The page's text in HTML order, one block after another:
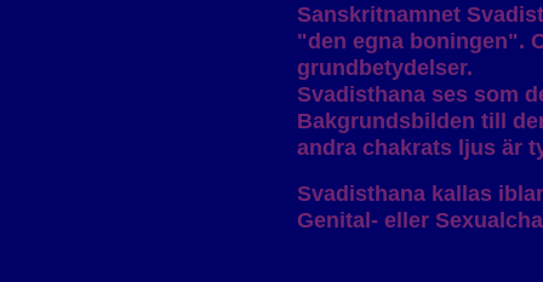
Sanskritnamnet
"den egna boningen".
grundbetydelser.
Svadisthana ses som
Bakgrundsbilden till
andra chakrats ljus är
Svadisthana kallas
Genital- eller